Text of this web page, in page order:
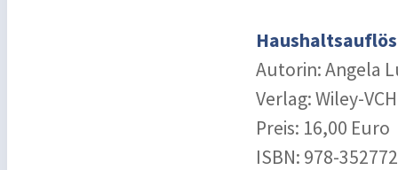
Autorin: Angela
Verlag: Wiley-VCH
Preis: 16,00 Euro
ISBN: ‎978-